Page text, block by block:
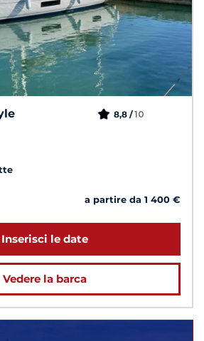
8,8 /10
a partire da 1 400 €
Inserisci le date
Vedere la barca